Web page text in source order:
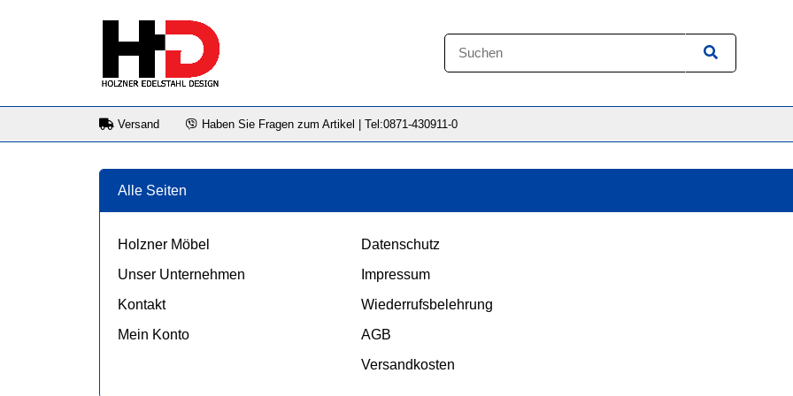
Versand Haben Sie Fragen zum Artikel | Tel:0871-430911-0
Alle Seiten
Holzner Möbel
Unser Unternehmen
Kontakt
Mein Konto
Datenschutz
Impressum
Wiederrufsbelehrung
AGB
Versandkosten